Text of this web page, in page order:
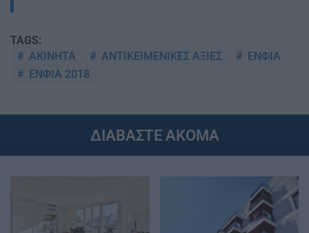
TAGS:
ΑΚΙΝΗΤΑ
ΑΝΤΙΚΕΙΜΕΝΙΚΕΣ ΑΞΙΕΣ
ΕΝΦΙΑ
ΕΝΦΙΑ 2018
ΔΙΑΒΑΣΤΕ ΑΚΟΜΑ